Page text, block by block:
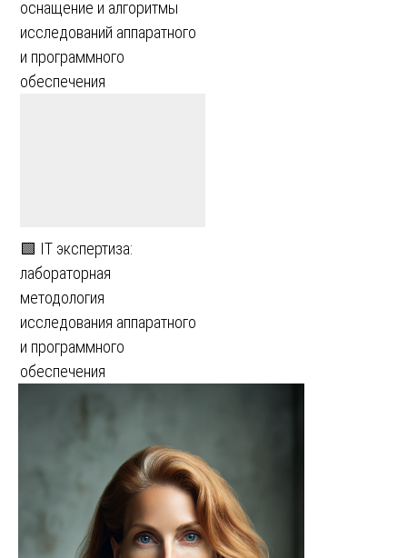
оснащение и алгоритмы
исследований аппаратного
и программного
обеспечения
🟩 IT экспертиза:
лабораторная
методология
исследования аппаратного
и программного
обеспечения